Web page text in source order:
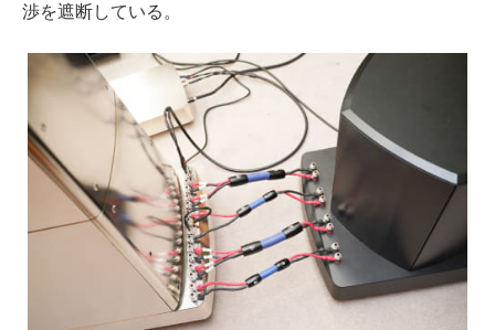
渉を遮断している。